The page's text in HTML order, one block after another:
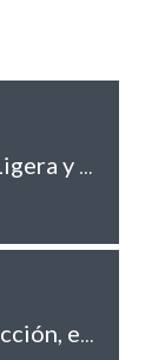
Mochila Osprey Atmos 50: Ligera y Resistente para Senderismo
Funda para pasaporte: protección, estilo y funcionalidad para viajeros